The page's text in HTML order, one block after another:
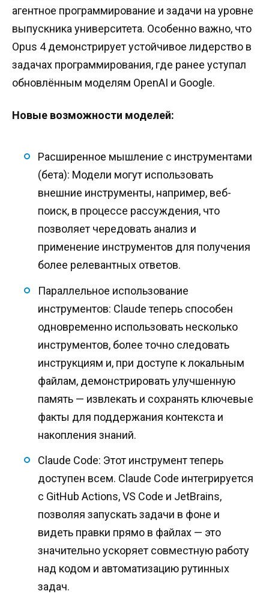
агентное программирование и задачи на уровне
выпускника университета. Особенно важно, что
Opus 4 демонстрирует устойчивое лидерство в
задачах программирования, где ранее уступал
обновлённым моделям OpenAI и Google.
Новые возможности моделей:
Расширенное мышление с инструментами
(бета): Модели могут использовать
внешние инструменты, например, веб-
поиск, в процессе рассуждения, что
позволяет чередовать анализ и
применение инструментов для получения
более релевантных ответов.
Параллельное использование
инструментов: Claude теперь способен
одновременно использовать несколько
инструментов, более точно следовать
инструкциям и, при доступе к локальным
файлам, демонстрировать улучшенную
память — извлекать и сохранять ключевые
факты для поддержания контекста и
накопления знаний.
Claude Code: Этот инструмент теперь
доступен всем. Claude Code интегрируется
с GitHub Actions, VS Code и JetBrains,
позволяя запускать задачи в фоне и
видеть правки прямо в файлах — это
значительно ускоряет совместную работу
над кодом и автоматизацию рутинных
задач.